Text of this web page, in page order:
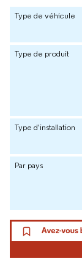
Type de véhicule
Type de produit
Type d'installation
Par pays